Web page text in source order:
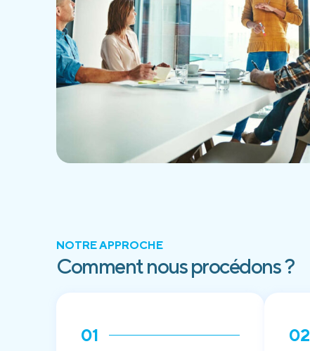
NOTRE APPROCHE
Comment nous procédons ?
01 02